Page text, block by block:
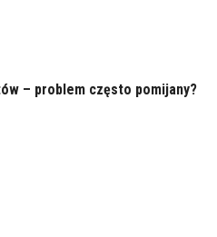
– problem często pomijany?